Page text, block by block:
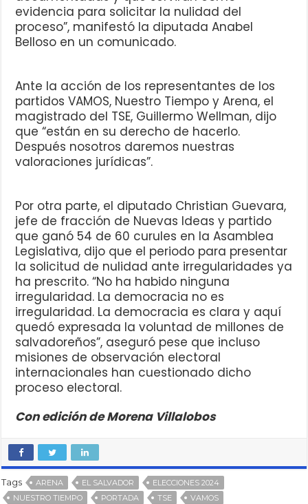
evidencia para solicitar la nulidad del
proceso”, manifestó la diputada Anabel
Belloso en un comunicado.
Ante la acción de los representantes de los
partidos VAMOS, Nuestro Tiempo y Arena, el
magistrado del TSE, Guillermo Wellman, dijo
que “están en su derecho de hacerlo.
Después nosotros daremos nuestras
valoraciones jurídicas”.
Por otra parte, el diputado Christian Guevara,
jefe de fracción de Nuevas Ideas y partido
que ganó 54 de 60 curules en la Asamblea
Legislativa, dijo que el periodo para presentar
la solicitud de nulidad ante irregularidades ya
ha prescrito. “No ha habido ninguna
irregularidad. La democracia no es
irregularidad. La democracia es clara y aquí
quedó expresada la voluntad de millones de
salvadoreños”, aseguró pese que incluso
misiones de observación electoral
internacionales han cuestionado dicho
proceso electoral.
Con edición de Morena Villalobos
Tags ARENA EL SALVADOR
ELECCIONES 2024
NUESTRO TIEMPO
PORTADA TSE VAMOS